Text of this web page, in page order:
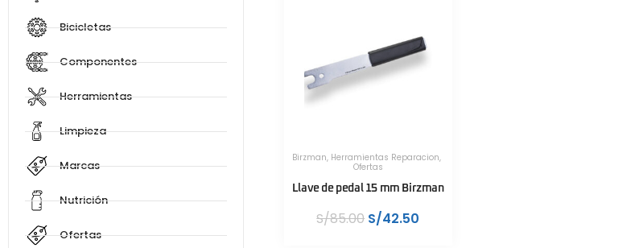
Bicicletas
Componentes
Herramientas
Limpieza
Marcas
Nutrición
Ofertas
Birzman, Herramientas Reparacion,
Ofertas
Llave de pedal 15 mm Birzman
S/85.00 S/42.50